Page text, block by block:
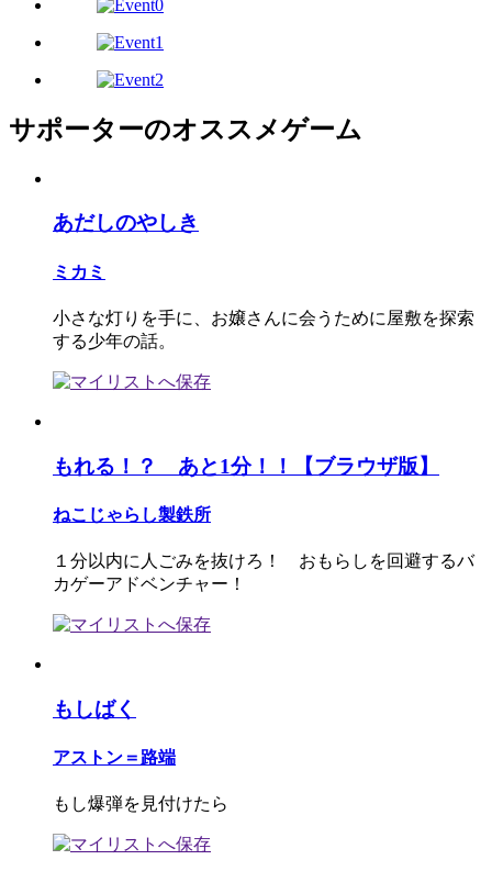
サポーターのオススメゲーム
あだしのやしき
ミカミ
小さな灯りを手に、お嬢さんに会うために屋敷を探索
する少年の話。
もれる！？ あと1分！！【ブラウザ版】
ねこじゃらし製鉄所
１分以内に人ごみを抜けろ！ おもらしを回避するバ
カゲーアドベンチャー！
もしばく
アストン＝路端
もし爆弾を見付けたら